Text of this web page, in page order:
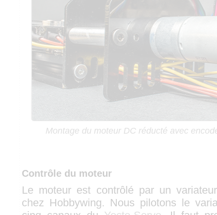
Montage du moteur DC réducté avec
Contrôle du moteur
Le moteur est contrôlé par un
chez Hobbywing. Nous pilotons le